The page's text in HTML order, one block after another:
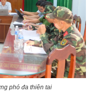
phó đa thiên tai